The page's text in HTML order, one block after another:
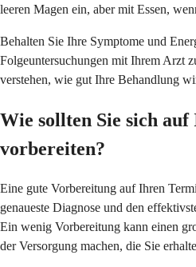
leeren Magen ein, aber mit Essen,
Behalten Sie Ihre Symptome und
Folgeuntersuchungen mit Ihrem Arzt
verstehen, wie gut Ihre Behandlung
Wie sollten Sie sich
vorbereiten?
Eine gute Vorbereitung auf Ihren
genaueste Diagnose und den
Ein wenig Vorbereitung kann einen
der Versorgung machen, die Sie